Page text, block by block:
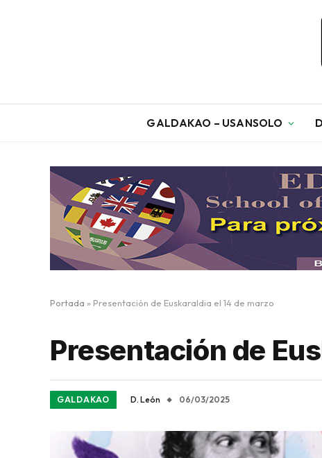
GALDAKAO – USANSOLO
Portada » Presentación de Euskaraldia el 14 de marzo
Presentación de
GALDAKAO D. León 06/03/2025